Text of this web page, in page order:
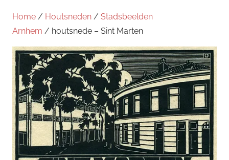
Home / Houtsneden / Stadsbeelden
Arnhem / houtsnede – Sint Marten